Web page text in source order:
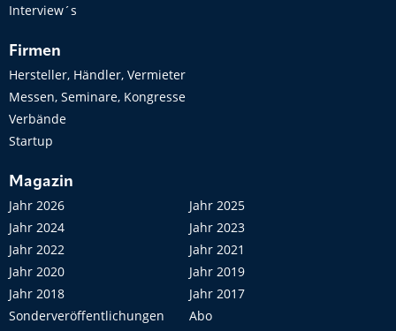
Interview´s
Firmen
Hersteller, Händler, Vermieter
Messen, Seminare, Kongresse
Verbände
Startup
Magazin
Jahr 2026
Jahr 2025
Jahr 2024
Jahr 2023
Jahr 2022
Jahr 2021
Jahr 2020
Jahr 2019
Jahr 2018
Jahr 2017
Sonderveröffentlichungen
Abo